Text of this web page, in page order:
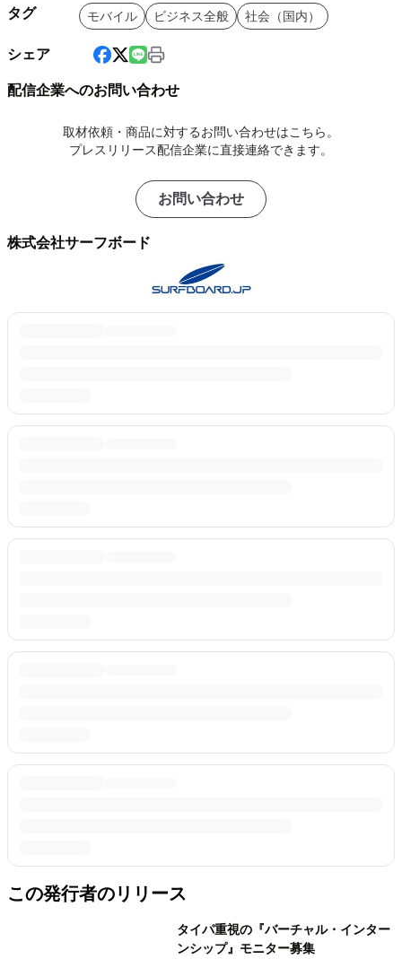
タグ モバイル ビジネス全般 社会（国内）
シェア
配信企業へのお問い合わせ
取材依頼・商品に対するお問い合わせはこちら。
プレスリリース配信企業に直接連絡できます。
お問い合わせ
株式会社サーフボード
この発行者のリリース
タイパ重視の『バーチャル・インター
ンシップ』モニター募集